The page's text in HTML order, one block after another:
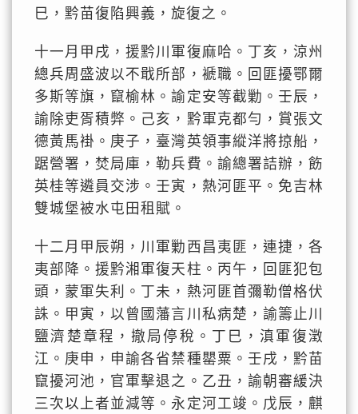
巳，黔苗復陷興義，旋復之。
十一月甲戌，援黔川軍復麻哈。丁亥，涼州
總兵周盛波以不戢所部，褫職。回匪擾鄂爾
多斯等旗，竄榆林。諭定安等截勦。壬辰，
諭除吏胥積弊。己亥，黔軍克都勻，賞張文
德黃馬褂。庚子，臺灣英領事縱洋將掠船，
踞營署，焚局庫，勒兵費。諭總署詰辦，飭
英桂等遴員交涉。壬寅，熱河匪平。免吉林
雙城堡被水屯田租賦。
十二月甲辰朔，川軍勦西昌夷匪，連捷，各
夷部降。援黔湘軍復天柱。丙午，回匪犯包
頭，蒙軍失利。丁未，熱河匪首彌勒僧格伏
誅。甲寅，以曾國藩言川私病楚，諭籌止川
鹽濟楚章程，撤局停稅。丁巳，滇軍復澂
江。庚申，申諭各省禁種罌粟。壬戌，黔苗
竄擾河池，官軍擊退之。乙丑，諭朝審緩決
三次以上者並減等。永定河工竣。戊辰，麒